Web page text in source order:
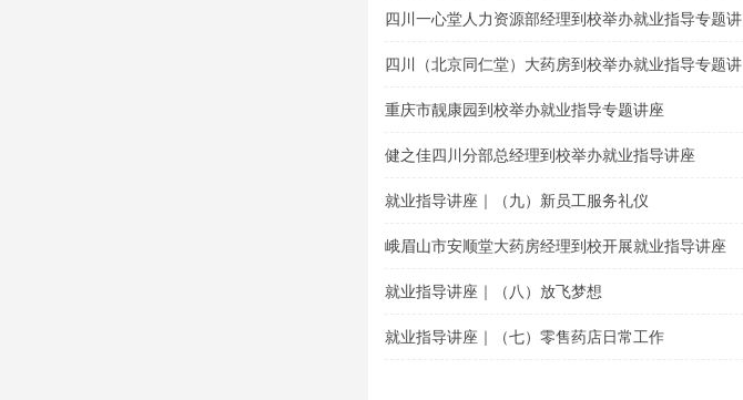
讲座
四川一心堂人力资源部经理到校举办就业指导专题讲
座
四川（北京同仁堂）大药房到校举办就业指导专题讲
座
重庆市靓康园到校举办就业指导专题讲座
健之佳四川分部总经理到校举办就业指导讲座
就业指导讲座｜（九）新员工服务礼仪
峨眉山市安顺堂大药房经理到校开展就业指导讲座
就业指导讲座｜（八）放飞梦想
就业指导讲座｜（七）零售药店日常工作